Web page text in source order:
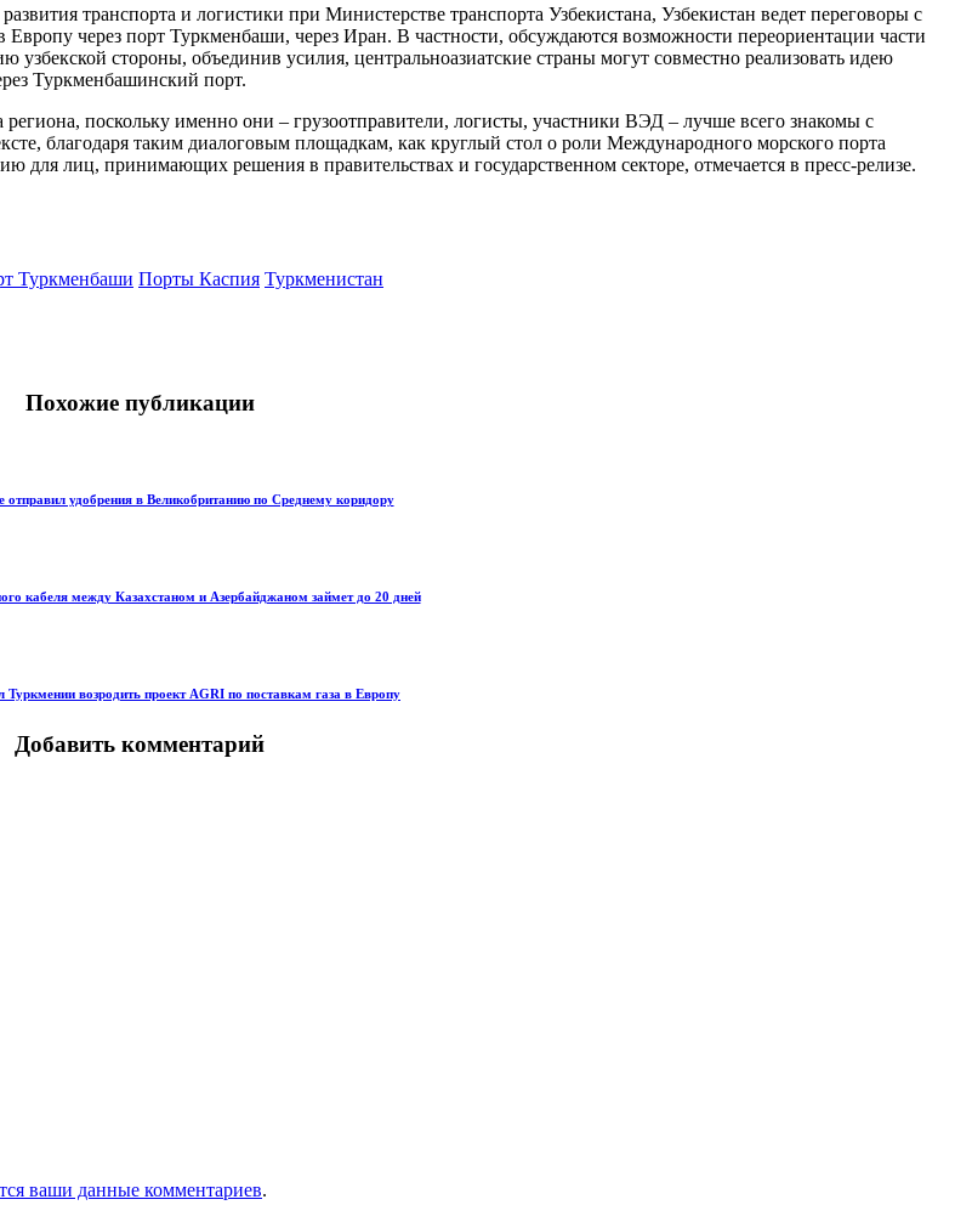
транспорта и логистики при Министерстве транспорта Узбекистана, Узбекистан ведет переговоры с
через порт Туркменбаши, через Иран. В частности, обсуждаются возможности переориентации части
стороны, объединив усилия, центральноазиатские страны могут совместно реализовать идею
Туркменбашинский порт.
региона, поскольку именно они – грузоотправители, логисты, участники ВЭД – лучше всего знакомы с
благодаря таким диалоговым площадкам, как круглый стол о роли Международного морского порта
лиц, принимающих решения в правительствах и государственном секторе, отмечается в пресс-релизе.
Туркменбаши Порты Каспия Туркменистан
Похожие публикации
отправил удобрения в Великобританию по Среднему коридору
кабеля между Казахстаном и Азербайджаном займет до 20 дней
Туркмении возродить проект AGRI по поставкам газа в Европу
Добавить комментарий
ваши данные комментариев.